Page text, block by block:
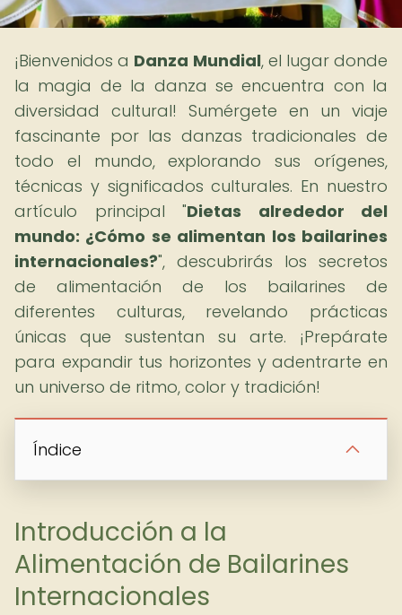
¡Bienvenidos a Danza Mundial, el lugar donde
la magia de la danza se encuentra con la
diversidad cultural! Sumérgete en un viaje
fascinante por las danzas tradicionales de
todo el mundo, explorando sus orígenes,
técnicas y significados culturales. En nuestro
artículo principal "Dietas alrededor del
mundo: ¿Cómo se alimentan los bailarines
internacionales?", descubrirás los secretos
de alimentación de los bailarines de
diferentes culturas, revelando prácticas
únicas que sustentan su arte. ¡Prepárate
para expandir tus horizontes y adentrarte en
un universo de ritmo, color y tradición!
Índice
Introducción a la
Alimentación de Bailarines
Internacionales